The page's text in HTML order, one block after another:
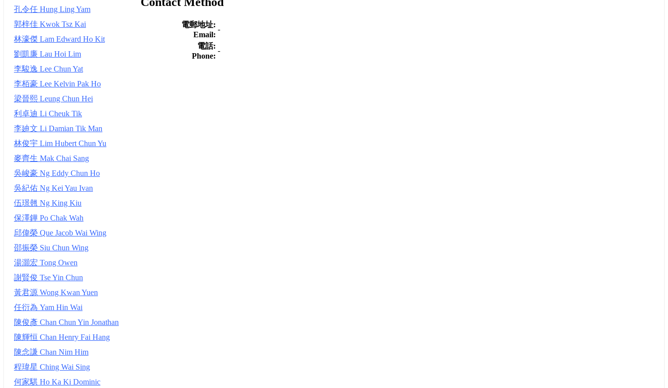
電郵地址:
Email:
-
電話:
Phone:
-
孔令任 Hung Ling Yam
郭梓佳 Kwok Tsz Kai
林濠傑 Lam Edward Ho Kit
劉凱廉 Lau Hoi Lim
李駿逸 Lee Chun Yat
李栢豪 Lee Kelvin Pak Ho
梁晉熙 Leung Chun Hei
利卓迪 Li Cheuk Tik
李廸文 Li Damian Tik Man
林俊宇 Lim Hubert Chun Yu
麥齊生 Mak Chai Sang
吳峻豪 Ng Eddy Chun Ho
吳紀佑 Ng Kei Yau Ivan
伍璟翹 Ng King Kiu
保澤鏵 Po Chak Wah
邱偉榮 Que Jacob Wai Wing
邵振榮 Siu Chun Wing
湯灝宏 Tong Owen
謝賢俊 Tse Yin Chun
黃君源 Wong Kwan Yuen
任衍為 Yam Hin Wai
陳俊彥 Chan Chun Yin Jonathan
陳輝恒 Chan Henry Fai Hang
陳念謙 Chan Nim Him
程瑋星 Ching Wai Sing
何家騏 Ho Ka Ki Dominic